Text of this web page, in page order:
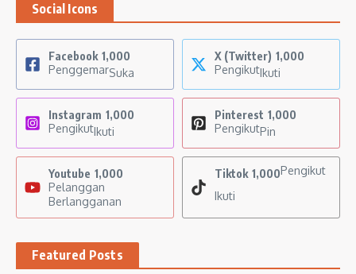
Social Icons
Facebook 1,000
PenggemarSuka
X (Twitter) 1,000
PengikutIkuti
Instagram 1,000
PengikutIkuti
Pinterest 1,000
PengikutPin
Youtube 1,000
Pelanggan
Berlangganan
Tiktok 1,000Pengikut
Ikuti
Featured Posts